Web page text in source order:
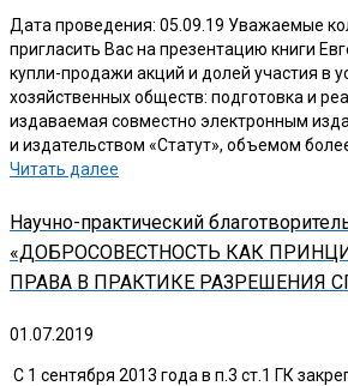
Дата проведения: 05.09.19 Уважаемые
пригласить Вас на презентацию книги
купли-продажи акций и долей участия в
хозяйственных обществ: подготовка и
издаваемая совместно электронным
и издательством «Статут», объемом
Читать далее
Научно-практический
«ДОБРОСОВЕСТНОСТЬ КАК
ПРАВА В ПРАКТИКЕ РАЗРЕШЕНИЯ
01.07.2019
С 1 сентября 2013 года в п.3 ст.1 ГК